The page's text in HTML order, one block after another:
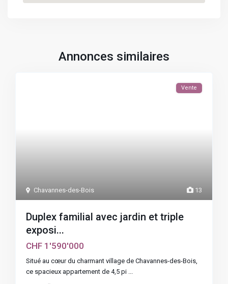
Annonces similaires
13
Chavannes-des-Bois
Vente
Duplex familial avec jardin et triple
exposi...
CHF 1'590'000
Situé au cœur du charmant village de Chavannes-des-Bois,
ce spacieux appartement de 4,5 pi ...